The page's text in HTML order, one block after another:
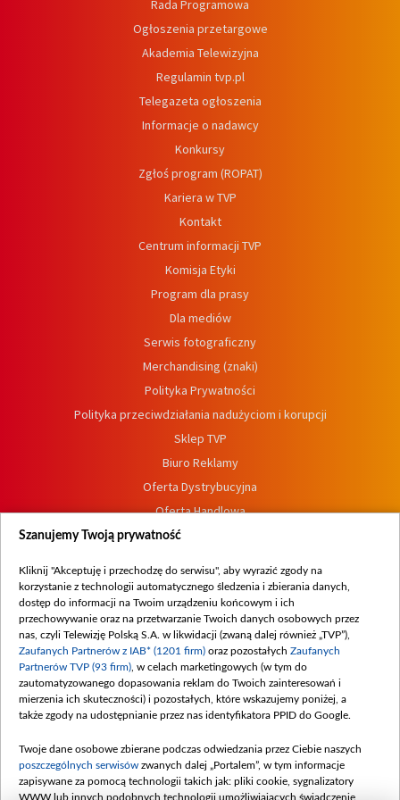
Rada Programowa
Ogłoszenia przetargowe
Akademia Telewizyjna
Regulamin tvp.pl
Telegazeta ogłoszenia
Informacje o nadawcy
Konkursy
Zgłoś program (ROPAT)
Kariera w TVP
Kontakt
Centrum informacji TVP
Komisja Etyki
Program dla prasy
Dla mediów
Serwis fotograficzny
Merchandising (znaki)
Polityka Prywatności
Polityka przeciwdziałania nadużyciom i korupcji
Sklep TVP
Biuro Reklamy
Oferta Dystrybucyjna
Oferta Handlowa
Dostępność
Procedura zgłoszeń wewnętrznych
Szanujemy Twoją prywatność
Kliknij "Akceptuję i przechodzę do serwisu", aby wyrazić zgody na
korzystanie z technologii automatycznego śledzenia i zbierania danych,
dostęp do informacji na Twoim urządzeniu końcowym i ich
przechowywanie oraz na przetwarzanie Twoich danych osobowych przez
nas, czyli Telewizję Polską S.A. w likwidacji (zwaną dalej również „TVP”),
Zaufanych Partnerów z IAB* (1201 firm) oraz pozostałych Zaufanych
Partnerów TVP (93 firm) , w celach marketingowych (w tym do
zautomatyzowanego dopasowania reklam do Twoich zainteresowań i
mierzenia ich skuteczności) i pozostałych, które wskazujemy poniżej, a
także zgody na udostępnianie przez nas identyfikatora PPID do Google.
Twoje dane osobowe zbierane podczas odwiedzania przez Ciebie naszych
poszczególnych serwisów zwanych dalej „Portalem”, w tym informacje
zapisywane za pomocą technologii takich jak: pliki cookie, sygnalizatory
WWW lub innych podobnych technologii umożliwiających świadczenie